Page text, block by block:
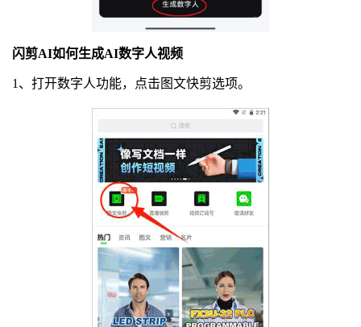
闪剪AI如何生成AI数字人视频
1、打开数字人功能，点击图文快剪选项。